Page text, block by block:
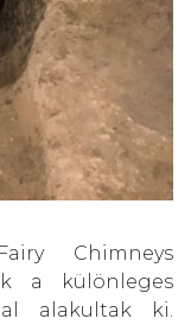
Fairy Chimneys
a különleges
alakultak ki.